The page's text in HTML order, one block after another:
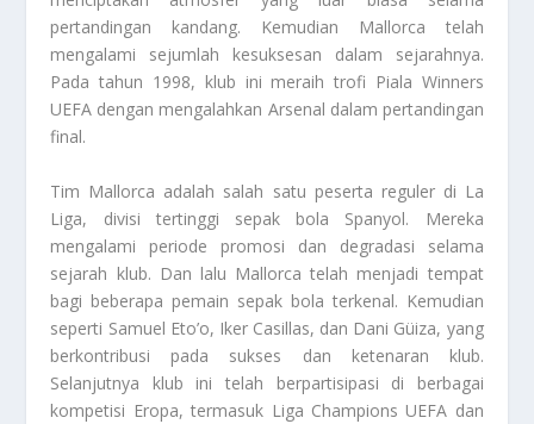
pertandingan kandang. Kemudian Mallorca telah
mengalami sejumlah kesuksesan dalam sejarahnya.
Pada tahun 1998, klub ini meraih trofi Piala Winners
UEFA dengan mengalahkan Arsenal dalam pertandingan
final.
Tim Mallorca adalah salah satu peserta reguler di La
Liga, divisi tertinggi sepak bola Spanyol. Mereka
mengalami periode promosi dan degradasi selama
sejarah klub. Dan lalu Mallorca telah menjadi tempat
bagi beberapa pemain sepak bola terkenal. Kemudian
seperti Samuel Eto’o, Iker Casillas, dan Dani Güiza, yang
berkontribusi pada sukses dan ketenaran klub.
Selanjutnya klub ini telah berpartisipasi di berbagai
kompetisi Eropa, termasuk Liga Champions UEFA dan